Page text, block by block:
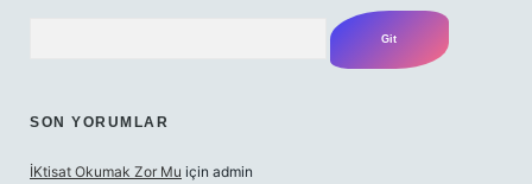
SON YORUMLAR
İKtisat Okumak Zor Mu için admin